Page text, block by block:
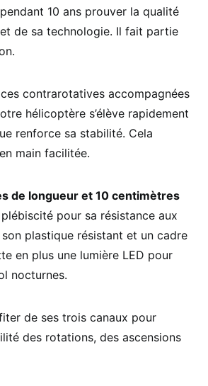
10 ans prouver la qualité
de sa technologie. Il fait partie
contrarotatives accompagnées
hélicoptère s’élève rapidement
renforce sa stabilité. Cela
main facilitée.
de longueur et 10 centimètres
pour sa résistance aux
plastique résistant et un cadre
en plus une lumière LED pour
nocturnes.
de ses trois canaux pour
des rotations, des ascensions